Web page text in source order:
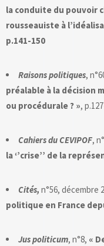
la conduite du pouvoir
rousseauiste à
p.141-150
Raisons politiques,
préalable à la décision
ou procédurale ? »,
Cahiers du CEVIPOF,
la ‘’crise’’ de la
Cités, n°56, décembre
politique en France
Jus politicum, n°8, «